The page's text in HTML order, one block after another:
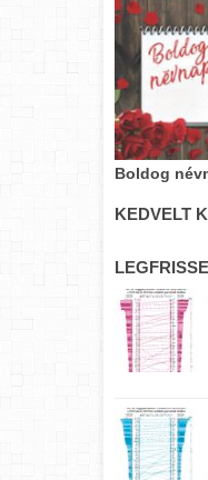
Boldog
KEDVELT